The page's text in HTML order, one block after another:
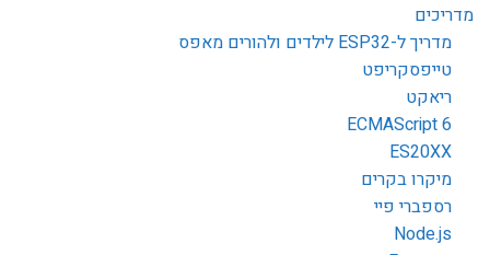
מדריכים
מדריך ל-ESP32 לילדים ולהורים מאפס
טייפסקריפט
ריאקט
ECMAScript 6
ES20XX
מיקרו בקרים
רספברי פיי
Node.js